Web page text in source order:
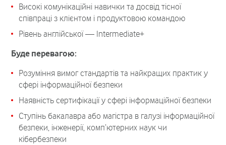
Високі комунікаційні навички та досвід тісної
співпраці з клієнтом і продуктовою командою
Рівень англійської — Intermediate+
Буде перевагою:
Розуміння вимог стандартів та найкращих практик у
сфері інформаційної безпеки
Наявність сертифікації у сфері інформаційної безпеки
Ступінь бакалавра або магістра в галузі інформаційної
безпеки, інженерії, комп’ютерних наук чи
кібербезпеки